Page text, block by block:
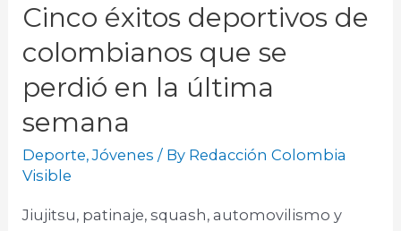
Cinco éxitos deportivos de
colombianos que se
perdió en la última
semana
Deporte,Jóvenes / By Redacción Colombia
Visible
Jiujitsu, patinaje, squash, automovilismo y